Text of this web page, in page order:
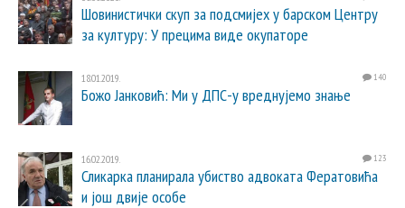
Шовинистички скуп за подсмијех у барском Центру
за културу: У прецима виде окупаторе
18.01.2019. 140
Божо Јанковић: Ми у ДПС-у вреднујемо знање
16.02.2019. 123
Сликарка планирала убиство адвоката Фератовића
и још двије особе